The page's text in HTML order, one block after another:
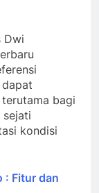
Dwi
bagi
sejati
kondisi
: Fitur dan